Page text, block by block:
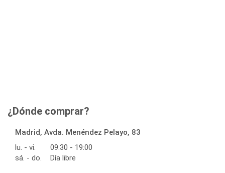
¿Dónde comprar?
Madrid, Avda. Menéndez Pelayo, 83
lu. - vi.
09:30 - 19:00
sá. - do.
Día libre